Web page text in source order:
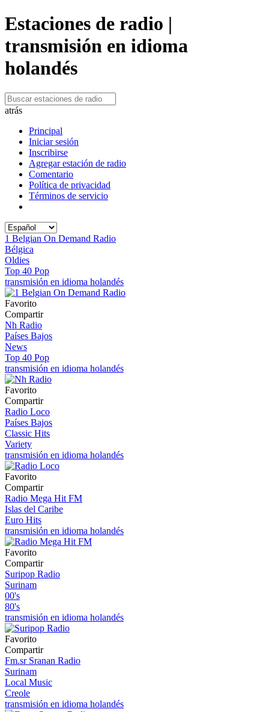
Estaciones de radio |
transmisión en idioma
holandés
atrás
Principal
Iniciar sesión
Inscribirse
Agregar estación de radio
Comentario
Política de privacidad
Términos de servicio
1 Belgian On Demand Radio
Bélgica
Oldies
Top 40 Pop
transmisión en idioma holandés
Favorito
Compartir
Nh Radio
Países Bajos
News
Top 40 Pop
transmisión en idioma holandés
Favorito
Compartir
Radio Loco
Países Bajos
Classic Hits
Variety
transmisión en idioma holandés
Favorito
Compartir
Radio Mega Hit FM
Islas del Caribe
Euro Hits
transmisión en idioma holandés
Favorito
Compartir
Suripop Radio
Surinam
00's
80's
transmisión en idioma holandés
Favorito
Compartir
Fm.sr Sranan Radio
Surinam
Local Music
Creole
transmisión en idioma holandés